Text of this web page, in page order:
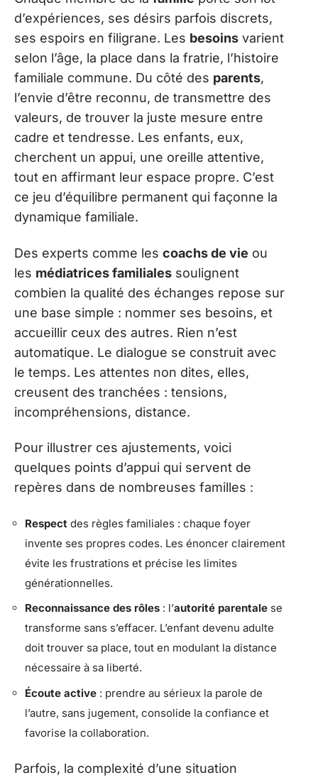
d’expériences, ses désirs parfois discrets,
ses espoirs en filigrane. Les besoins varient
selon l’âge, la place dans la fratrie, l’histoire
familiale commune. Du côté des parents,
l’envie d’être reconnu, de transmettre des
valeurs, de trouver la juste mesure entre
cadre et tendresse. Les enfants, eux,
cherchent un appui, une oreille attentive,
tout en affirmant leur espace propre. C’est
ce jeu d’équilibre permanent qui façonne la
dynamique familiale.
Des experts comme les coachs de vie ou
les médiatrices familiales soulignent
combien la qualité des échanges repose sur
une base simple : nommer ses besoins, et
accueillir ceux des autres. Rien n’est
automatique. Le dialogue se construit avec
le temps. Les attentes non dites, elles,
creusent des tranchées : tensions,
incompréhensions, distance.
Pour illustrer ces ajustements, voici
quelques points d’appui qui servent de
repères dans de nombreuses familles :
Respect des règles familiales : chaque foyer
invente ses propres codes. Les énoncer clairement
évite les frustrations et précise les limites
générationnelles.
Reconnaissance des rôles : l’autorité parentale se
transforme sans s’effacer. L’enfant devenu adulte
doit trouver sa place, tout en modulant la distance
nécessaire à sa liberté.
Écoute active : prendre au sérieux la parole de
l’autre, sans jugement, consolide la confiance et
favorise la collaboration.
Parfois, la complexité d’une situation